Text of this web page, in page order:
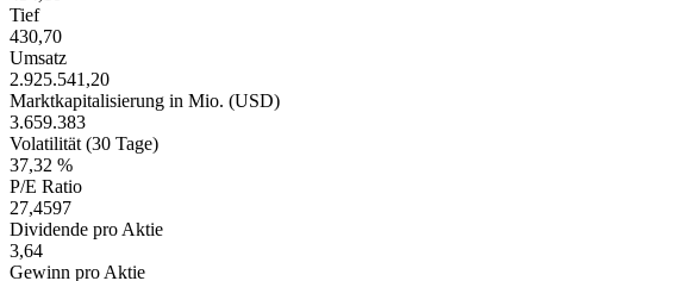
Tief
430,70
Umsatz
2.925.541,20
Marktkapitalisierung in Mio. (USD)
3.659.383
Volatilität (30 Tage)
37,32 %
P/E Ratio
27,4597
Dividende pro Aktie
3,64
Gewinn pro Aktie